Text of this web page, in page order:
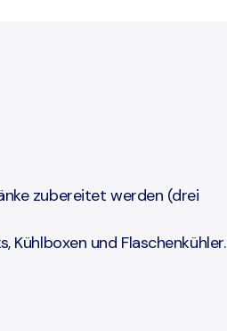
zubereitet werden (drei
Kühlboxen und Flaschenkühler.